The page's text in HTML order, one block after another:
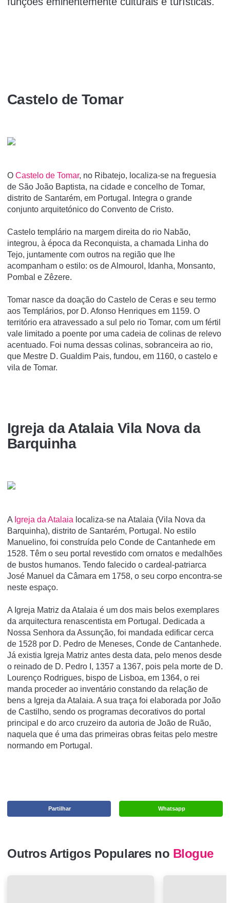
Castelo de Tomar
O Castelo de Tomar, no Ribatejo, localiza-se na freguesia
de São João Baptista, na cidade e concelho de Tomar,
distrito de Santarém, em Portugal. Integra o grande
conjunto arquitetónico do Convento de Cristo.
Castelo templário na margem direita do rio Nabão,
integrou, à época da Reconquista, a chamada Linha do
Tejo, juntamente com outros na região que lhe
acompanham o estilo: os de Almourol, Idanha, Monsanto,
Pombal e Zêzere.
Tomar nasce da doação do Castelo de Ceras e seu termo
aos Templários, por D. Afonso Henriques em 1159. O
território era atravessado a sul pelo rio Tomar, com um fértil
vale limitado a poente por uma cadeia de colinas de relevo
acentuado. Foi numa dessas colinas, sobranceira ao rio,
que Mestre D. Gualdim Pais, fundou, em 1160, o castelo e
vila de Tomar.
Igreja da Atalaia Vila Nova da
Barquinha
A Igreja da Atalaia localiza-se na Atalaia (Vila Nova da
Barquinha), distrito de Santarém, Portugal. No estilo
Manuelino, foi construí­da pelo Conde de Cantanhede em
1528. Têm o seu portal revestido com ornatos e medalhões
de bustos humanos. Tendo falecido o cardeal-patriarca
José Manuel da Câmara em 1758, o seu corpo encontra-se
neste espaço.
A Igreja Matriz da Atalaia é um dos mais belos exemplares
da arquitectura renascentista em Portugal. Dedicada a
Nossa Senhora da Assunção, foi mandada edificar cerca
de 1528 por D. Pedro de Meneses, Conde de Cantanhede.
Já existia Igreja Matriz antes desta data, pelo menos desde
o reinado de D. Pedro I, 1357 a 1367, pois pela morte de D.
Lourenço Rodrigues, bispo de Lisboa, em 1364, o rei
manda proceder ao inventário constando da relação de
bens a Igreja da Atalaia. A sua traça foi elaborada por João
de Castilho, sendo os programas decorativos do portal
principal e do arco cruzeiro da autoria de João de Ruão,
naquela que é uma das primeiras obras feitas pelo mestre
normando em Portugal.
Whatsapp
Partilhar
Outros Artigos Populares no Blogue